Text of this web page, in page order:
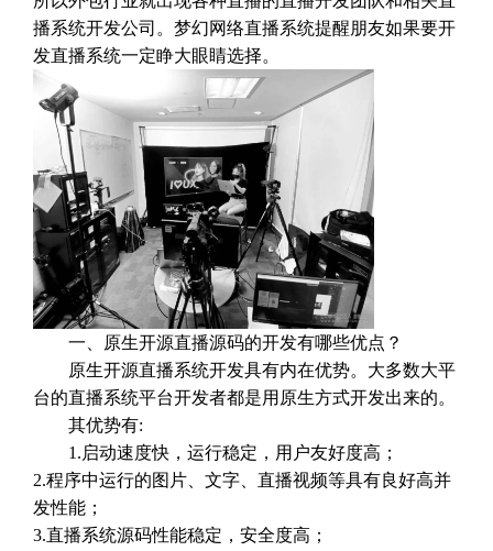
播系统开发公司。梦幻网络直播系统提醒朋友如果要开
发直播系统一定睁大眼睛选择。
一、原生开源直播源码的开发有哪些优点？
原生开源直播系统开发具有内在优势。大多数大平
台的直播系统平台开发者都是用原生方式开发出来的。
其优势有:
1.启动速度快，运行稳定，用户友好度高；
2.程序中运行的图片、文字、直播视频等具有良好高并
发性能；
3.直播系统源码性能稳定，安全度高；